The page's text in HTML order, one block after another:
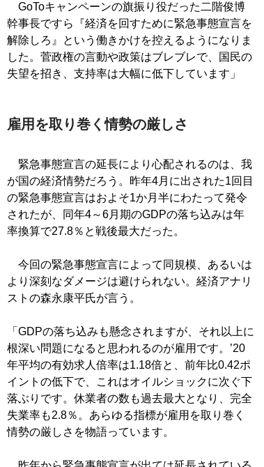
GoToキャンペーンの旗振り役だった二階俊博
幹事長ですら『経済を回すために緊急事態宣言を
解除しろ』という働きかけを控えるようになりま
した。菅政権の言動や政策はブレブレで、国民の
失望を招き、支持率は大幅に低下しています」
雇用を取り巻く情勢の厳しさ
緊急事態宣言の延長により心配されるのは、我
が国の経済情勢だろう。昨年4月に出された1回目
の緊急事態宣言はおよそ1か月半にわたって発令
されたが、同年4～6月期のGDPの落ち込みは年
率換算で27.8％と戦後最大だった。
今回の緊急事態宣言によって同規模、あるいは
より深刻なダメージは避けられない。経済アナリ
ストの森永康平氏が言う。
「GDPの落ち込みも懸念されますが、それ以上に
根深い問題になると思われるのが雇用です。’20
年平均の有効求人倍率は1.18倍と、前年比0.42ポ
イントの低下で、これはオイルショックに次ぐ下
落ぶりです。休業者の数も過去最大となり、完全
失業率も2.8％。あらゆる指標が雇用を取り巻く
情勢の厳しさを物語っています。